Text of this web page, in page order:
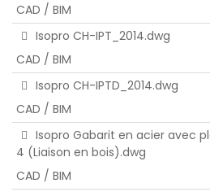
CAD / BIM
Isopro CH-IPT_2014.dwg
CAD / BIM
Isopro CH-IPTD_2014.dwg
CAD / BIM
Isopro Gabarit en acier avec
4 (Liaison en bois).dwg
CAD / BIM